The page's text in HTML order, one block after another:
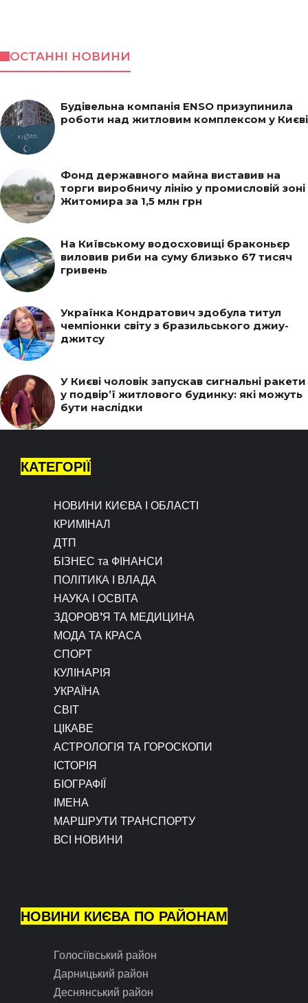
ОСТАННІ НОВИНИ
Будівельна компанія ENSO призупинила
роботи над житловим комплексом у Києві
Фонд державного майна виставив на
торги виробничу лінію у промисловій зоні
Житомира за 1,5 млн грн
На Київському водосховищі браконьєр
виловив риби на суму близько 67 тисяч
гривень
Українка Кондратович здобула титул
чемпіонки світу з бразильського джиу-
джитсу
У Києві чоловік запускав сигнальні ракети
у подвір’ї житлового будинку: які можуть
бути наслідки
КАТЕГОРІЇ
НОВИНИ КИЄВА І ОБЛАСТІ
КРИМІНАЛ
ДТП
БІЗНЕС та ФІНАНСИ
ПОЛІТИКА І ВЛАДА
НАУКА І ОСВІТА
ЗДОРОВ’Я ТА МЕДИЦИНА
МОДА ТА КРАСА
СПОРТ
КУЛІНАРІЯ
УКРАЇНА
СВІТ
ЦІКАВЕ
АСТРОЛОГІЯ ТА ГОРОСКОПИ
ІСТОРІЯ
БІОГРАФІЇ
ІМЕНА
МАРШРУТИ ТРАНСПОРТУ
ВСІ НОВИНИ
НОВИНИ КИЄВА ПО РАЙОНАМ
Голосіївський район
Дарницький район
Деснянський район